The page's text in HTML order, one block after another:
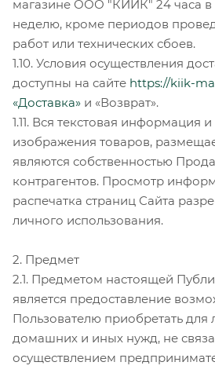
магазине ООО "КИИК" 24 часа в
неделю, кроме периодов
работ или технических сбоев.
1.10. Условия осуществления
доступны на сайте https://kiik-
«Доставка» и «Возврат».
1.11. Вся текстовая информация
изображения товаров,
являются собственностью
контрагентов. Просмотр
распечатка страниц Сайта
личного использования.
2. Предмет
2.1. Предметом настоящей
является предоставление
Пользователю приобретать для
домашних и иных нужд, не
осуществлением